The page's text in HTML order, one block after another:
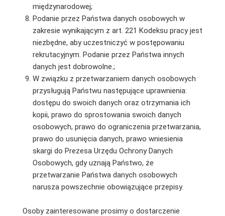
międzynarodowej;
Podanie przez Państwa danych osobowych w
zakresie wynikającym z art. 221 Kodeksu pracy jest
niezbędne, aby uczestniczyć w postępowaniu
rekrutacyjnym. Podanie przez Państwa innych
danych jest dobrowolne.;
W związku z przetwarzaniem danych osobowych
przysługują Państwu następujące uprawnienia:
dostępu do swoich danych oraz otrzymania ich
kopii, prawo do sprostowania swoich danych
osobowych, prawo do ograniczenia przetwarzania,
prawo do usunięcia danych, prawo wniesienia
skargi do Prezesa Urzędu Ochrony Danych
Osobowych, gdy uznają Państwo, że
przetwarzanie Państwa danych osobowych
narusza powszechnie obowiązujące przepisy.
Osoby zainteresowane prosimy o dostarczenie